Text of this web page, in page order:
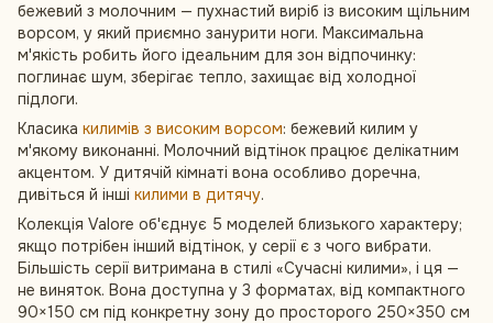
бежевий з молочним — пухнастий виріб із високим щільним
ворсом, у який приємно занурити ноги. Максимальна
м'якість робить його ідеальним для зон відпочинку:
поглинає шум, зберігає тепло, захищає від холодної
підлоги.
Класика килимів з високим ворсом: бежевий килим у
м'якому виконанні. Молочний відтінок працює делікатним
акцентом. У дитячій кімнаті вона особливо доречна,
дивіться й інші килими в дитячу.
Колекція Valore об'єднує 5 моделей близького характеру;
якщо потрібен інший відтінок, у серії є з чого вибрати.
Більшість серії витримана в стилі «Сучасні килими», і ця —
не виняток. Вона доступна у 3 форматах, від компактного
90×150 см під конкретну зону до просторого 250×350 см